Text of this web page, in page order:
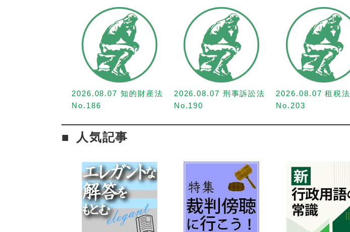
2026.08.07 知的財産法
No.186
2026.08.07 刑事訴訟法
No.190
2026.08.07 租税法
No.203
人気記事